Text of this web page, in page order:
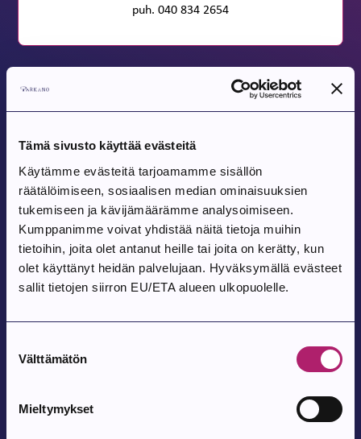
Tämä sivusto käyttää evästeitä
Käytämme evästeitä tarjoamamme sisällön
räätälöimiseen, sosiaalisen median ominaisuuksien
tukemiseen ja kävijämäärämme analysoimiseen.
Kumppanimme voivat yhdistää näitä tietoja muihin
tietoihin, joita olet antanut heille tai joita on kerätty, kun
olet käyttänyt heidän palvelujaan. Hyväksymällä evästeet
sallit tietojen siirron EU/ETA alueen ulkopuolelle.
valinta
Välttämätön
Mieltymykset
puh. 040 834 2654
Jaa
Tulevat tapahtumat
Tapahtuma alkaa:
8.8.2026
Tanssit Kovesjoen kylätalolla
Kovesjoen kylätalo, Laholuomantie 180
Pohjois-Parkanon Maalaismarkkinat 35-
Pohjois-Parkanon Kylätalo Vatajantie 191, 39750 Kuivasjärvi